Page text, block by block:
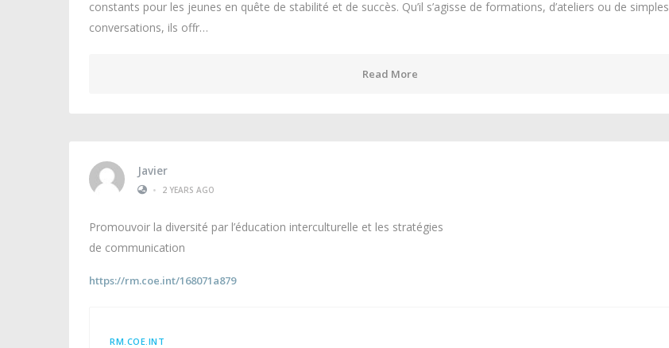
constants pour les jeunes en quête de stabilité et de succès. Qu’il s’agisse de formations, d’ateliers ou de simples
conversations, ils offr…
Read More
Javier
•
2 YEARS AGO
Promouvoir la diversité par l’éducation interculturelle et les stratégies
de communication
https://rm.coe.int/168071a879
RM.COE.INT